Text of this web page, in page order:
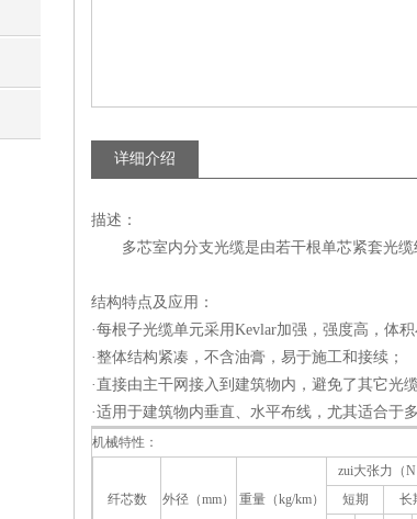
详细介绍
描述：
多芯室内分支光缆是由若干根单芯紧套光缆
结构特点及应用：
·每根子光缆单元采用Kevlar加强，强度高，体积
·整体结构紧凑，不含油膏，易于施工和接续；
·直接由主干网接入到建筑物内，避免了其它光
·适用于建筑物内垂直、水平布线，尤其适合于
机械特性：
纤芯数 外径（mm） 重量（kg/km）
zui大张力（N
短期
长